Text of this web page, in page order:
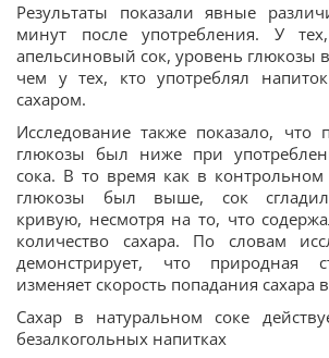
Результаты показали явные
минут после употребления. У
апельсиновый сок, уровень глюкозы
чем у тех, кто употреблял
сахаром.
Исследование также показало, что
глюкозы был ниже при
сока. В то время как в контрольном
глюкозы был выше, сок сгладил
кривую, несмотря на то, что
количество сахара. По словам
демонстрирует, что природная
изменяет скорость попадания сахара
Сахар в натуральном соке
безалкогольных напитках